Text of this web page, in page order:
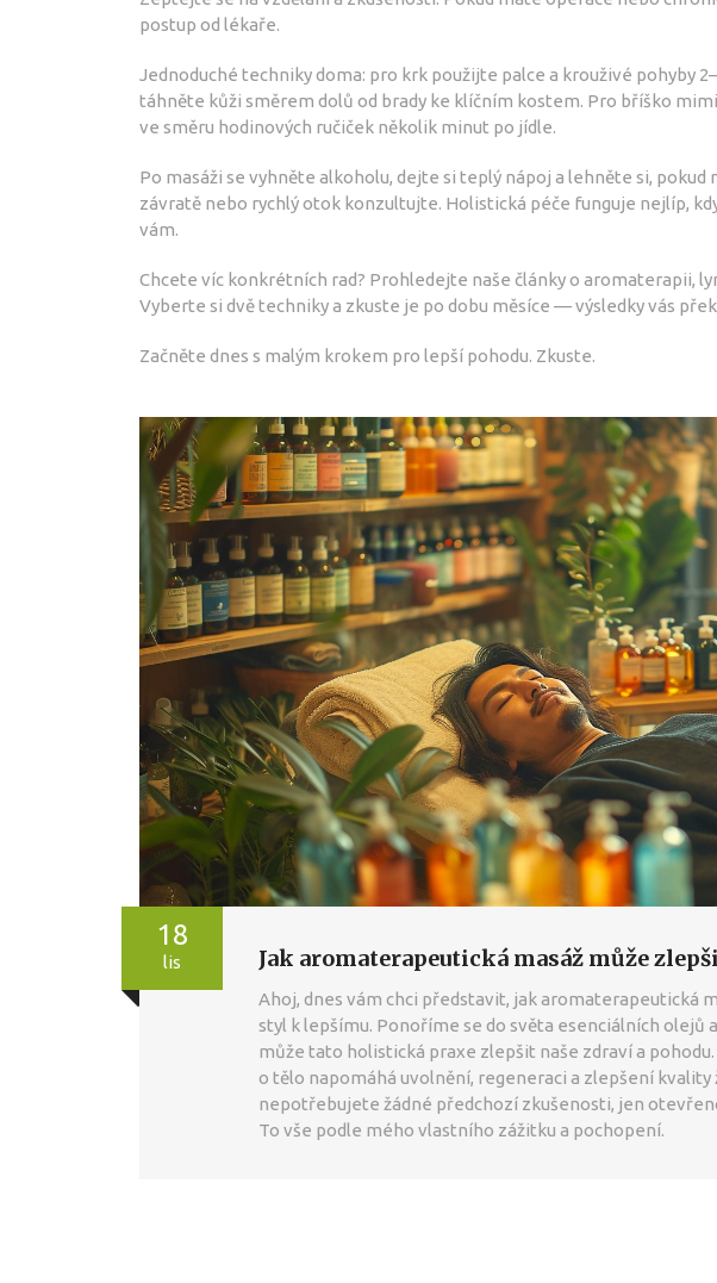
postup od lékaře.
Jednoduché techniky doma: pro krk použijte palce a krouživé pohyby
táhněte kůži směrem dolů od brady ke klíčním kostem. Pro bříško
ve směru hodinových ručiček několik minut po jídle.
Po masáži se vyhněte alkoholu, dejte si teplý nápoj a lehněte si,
závratě nebo rychlý otok konzultujte. Holistická péče funguje nejlíp,
vám.
Chcete víc konkrétních rad? Prohledejte naše články o aromaterapii,
Vyberte si dvě techniky a zkuste je po dobu měsíce — výsledky vás
Začněte dnes s malým krokem pro lepší pohodu. Zkuste.
18
lis Jak aromaterapeutická masáž může
Ahoj, dnes vám chci představit, jak aromaterapeutická
styl k lepšímu. Ponoříme se do světa esenciálních olejů
může tato holistická praxe zlepšit naše zdraví a
o tělo napomáhá uvolnění, regeneraci a zlepšení kvality
nepotřebujete žádné předchozí zkušenosti, jen
To vše podle mého vlastního zážitku a pochopení.